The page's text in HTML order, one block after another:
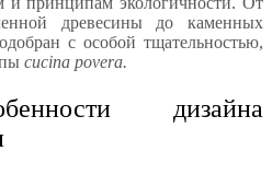
древесины до каменных
с особой тщательностью,
cucina povera.
дизайна